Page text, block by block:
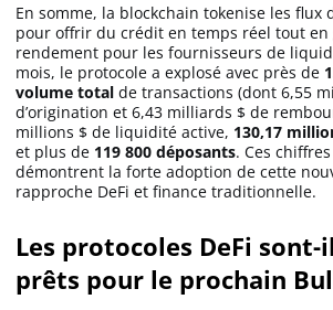
En somme, la blockchain tokenise les flux
pour offrir du crédit en temps réel tout en
rendement pour les fournisseurs de
mois, le protocole a explosé avec près de
volume total de transactions (dont 6,55
d’origination et 6,43 milliards $ de
millions $ de liquidité active, 130,17
et plus de 119 800 déposants. Ces
démontrent la forte adoption de cette
rapproche DeFi et finance traditionnelle.
Les protocoles DeFi
prêts pour le prochain